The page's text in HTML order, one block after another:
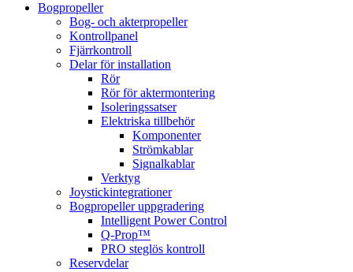
Bogpropeller
Bog- och akterpropeller
Kontrollpanel
Fjärrkontroll
Delar för installation
Rör
Rör för aktermontering
Isoleringssatser
Elektriska tillbehör
Komponenter
Strömkablar
Signalkablar
Verktyg
Joystickintegrationer
Bogpropeller uppgradering
Intelligent Power Control
Q-Prop™
PRO steglös kontroll
Reservdelar